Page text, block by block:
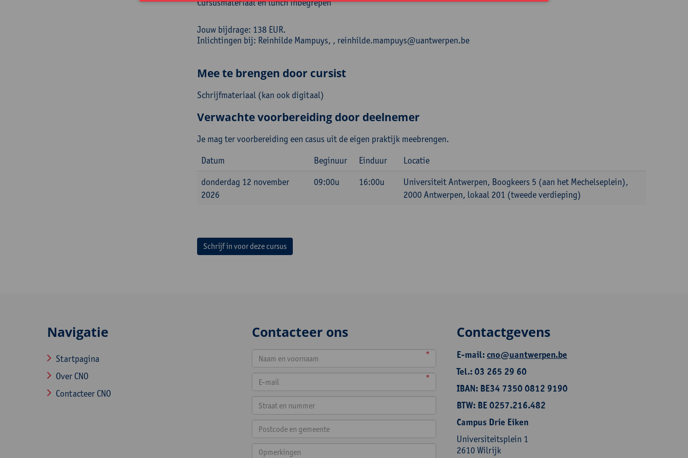
Cursusmateriaal en lunch inbegrepen
Jouw bijdrage: 138 EUR.
Inlichtingen bij: Reinhilde Mampuys, , reinhilde.mampuys@uantwerpen.be
Mee te brengen door cursist
Schrijfmateriaal (kan ook digitaal)
Verwachte voorbereiding door deelnemer
Je mag ter voorbereiding een casus uit de eigen praktijk meebrengen.
Datum
Beginuur Einduur
Locatie
donderdag 12 november
2026
09:00u 16:00u
Universiteit Antwerpen, Boogkeers 5 (aan het Mechelseplein),
2000 Antwerpen, lokaal 201 (tweede verdieping)
Schrijf in voor deze cursus
Navigatie
Startpagina
Over CNO
Contacteer CNO
Contacteer ons
*
*
Contactgevens
E-mail:cno@uantwerpen.be
Tel.: 03 265 29 60
IBAN: BE34 7350 0812 9190
BTW: BE 0257.216.482
Campus Drie Eiken
Universiteitsplein 1
2610 Wilrijk